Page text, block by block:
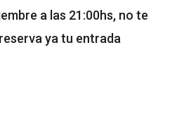
a las 21:00hs, no te
ya tu entrada